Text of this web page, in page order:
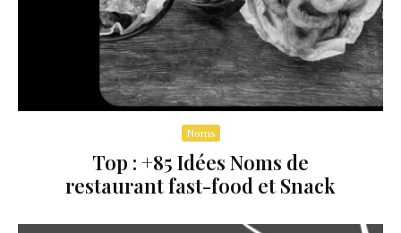
Noms
Top : +85 Idées Noms de
restaurant fast-food et Snack